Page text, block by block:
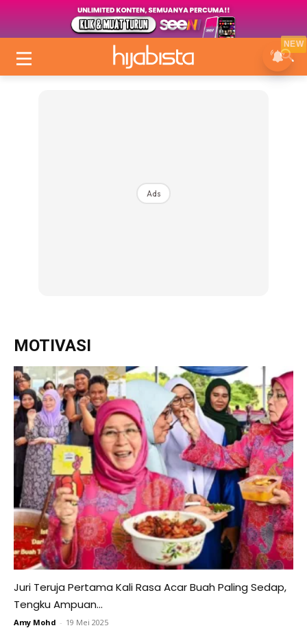
Ads
MOTIVASI
Juri Teruja Pertama Kali Rasa Acar Buah Paling Sedap,
Tengku Ampuan...
Amy Mohd - 19 Mei 2025
NEW